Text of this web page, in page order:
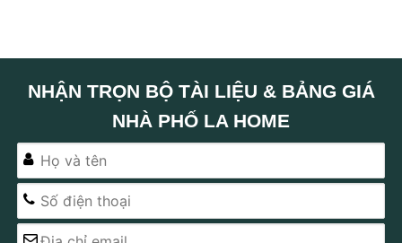
NHẬN TRỌN BỘ TÀI LIỆU & BẢNG GIÁ
NHÀ PHỐ LA HOME